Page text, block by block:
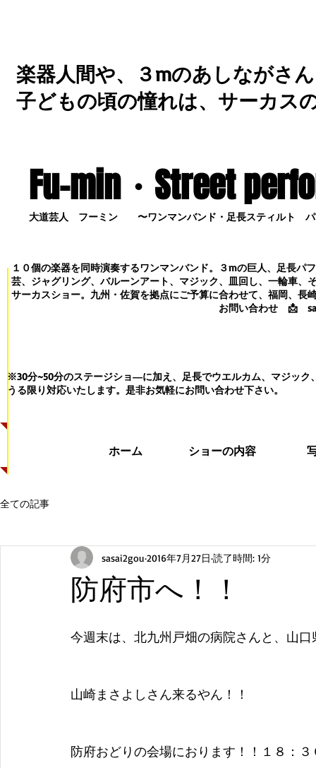
楽器人間や、３mのあしながさ
子どもの頃の憧れは、サーカス
Fu-min・Street
大道芸人 フーミン 〜ワンマンバンド・足長スティルト パ
１０個の楽器を同時演奏するワンマンバンド。３mの巨人、足長パ
芸、ジャグリング、バルーンアート、マジック、皿回し、一輪車、
サーカスショー。九州・佐賀を拠点にご予算に合わせて、福岡、長
お問い合わせ 📩
※30分~50分のステージショ―に加え、足長でウエルカム、マジック
うる限り対応いたします。 是非お気軽にお問い合わせ下さい。
ホーム ショーの内容
全ての記事
防府市へ！！
sasai2gou 2016年7月27日 読了時間: 1分
今週末は、北九州戸畑の病院さんと、山
山崎まさよしさん来るやん！！
防府おどりの会場におります！！１８：